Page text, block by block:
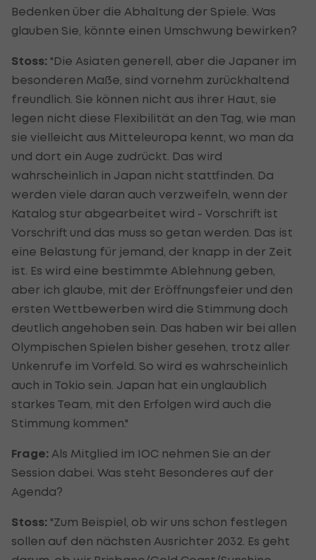
Bedenken über die Abhaltung der Spiele. Was
glauben Sie, könnte einen Umschwung bewirken?
Stoss: "Die Asiaten generell, aber die Japaner im
besonderen Maße, sind vornehm zurückhaltend
freundlich. Sie können nicht aus ihrer Haut, sie
legen nicht diese Flexibilität an den Tag, wie man
sie vielleicht aus Mitteleuropa kennt, wo man da
und dort ein Auge zudrückt. Das wird
wahrscheinlich in Japan nicht stattfinden. Da
werden viele daran auch verzweifeln, wenn der
Katalog stur abgearbeitet wird - Vorschrift ist
Vorschrift und das muss so getan werden. Das ist
eine Belastung für jemand, der knapp in der Zeit
ist. Es wird eine bestimmte Ablehnung geben,
aber ich glaube, mit der Eröffnungsfeier und den
ersten Wettbewerben wird die Stimmung doch
deutlich angehoben sein. Das haben wir bei allen
Olympischen Spielen bisher gesehen, trotz aller
Unkenrufe im Vorfeld. So wird es wahrscheinlich
auch in Tokio sein. Japan hat ein unglaublich
starkes Team, mit den Erfolgen wird auch die
Stimmung kommen."
Frage: Als Mitglied im IOC nehmen Sie an der
Session dabei. Was steht Besonderes auf der
Agenda?
Stoss: "Zum Beispiel, ob wir uns schon festlegen
sollen auf den nächsten Ausrichter 2032. Es geht